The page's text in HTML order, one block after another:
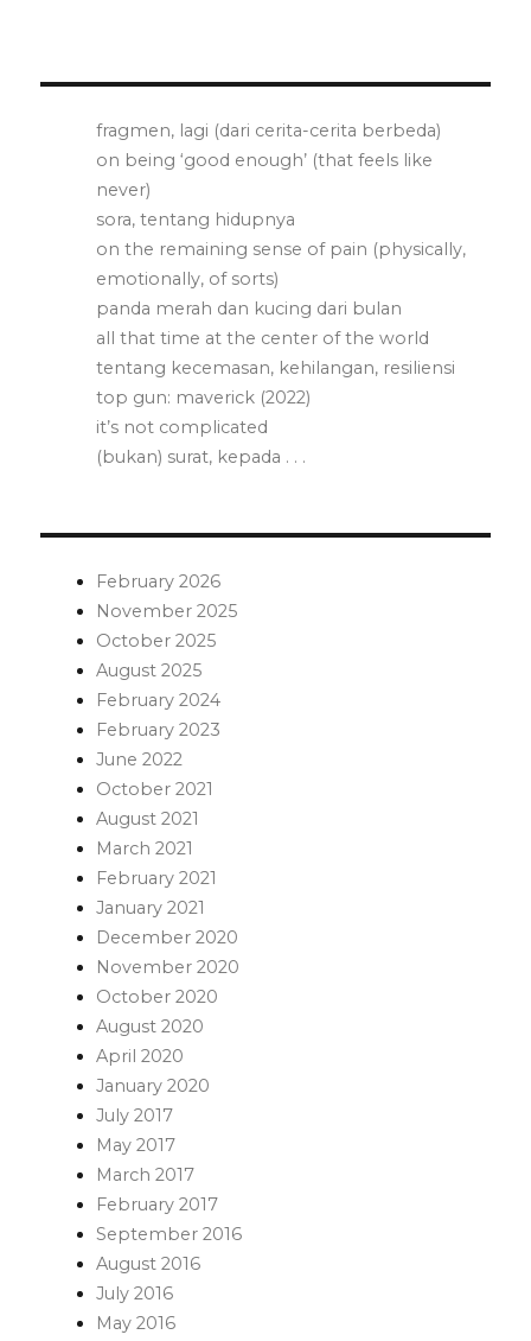
fragmen, lagi (dari cerita-cerita berbeda)
on being ‘good enough’ (that feels like
never)
sora, tentang hidupnya
on the remaining sense of pain (physically,
emotionally, of sorts)
panda merah dan kucing dari bulan
all that time at the center of the world
tentang kecemasan, kehilangan, resiliensi
top gun: maverick (2022)
it’s not complicated
(bukan) surat, kepada . . .
February 2026
November 2025
October 2025
August 2025
February 2024
February 2023
June 2022
October 2021
August 2021
March 2021
February 2021
January 2021
December 2020
November 2020
October 2020
August 2020
April 2020
January 2020
July 2017
May 2017
March 2017
February 2017
September 2016
August 2016
July 2016
May 2016